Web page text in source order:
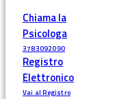
Chiama la
Psicologa
3783092090
Registro
Elettronico
Vai al Registro